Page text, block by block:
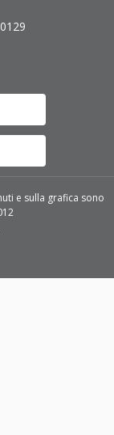
e sulla grafica sono